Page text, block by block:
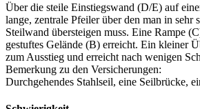
Über die steile Einstiegswand (D/E) auf
lange, zentrale Pfeiler über den man in
Steilwand übersteigen muss. Eine Rampe
gestuftes Gelände (B) erreicht. Ein kleiner
zum Ausstieg und erreicht nach wenigen
Bemerkung zu den Versicherungen:
Durchgehendes Stahlseil, eine Seilbrücke,